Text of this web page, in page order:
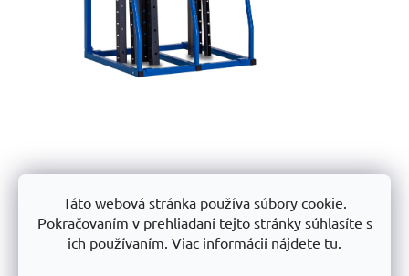
Táto webová stránka používa súbory cookie.
Pokračovaním v prehliadaní tejto stránky súhlasíte s
ich používaním. Viac informácií nájdete tu.